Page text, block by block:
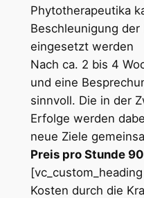
Phytotherapeutika
Beschleunigung
eingesetzt werden
Nach ca. 2 bis 4
und eine
sinnvoll. Die in der
Erfolge werden
neue Ziele
Preis pro Stunde
Kosten durch die